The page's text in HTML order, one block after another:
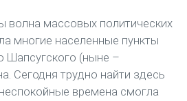
волна массовых политических
многие населенные пункты
Шапсугского (ныне –
Сегодня трудно найти здесь
времена смогла